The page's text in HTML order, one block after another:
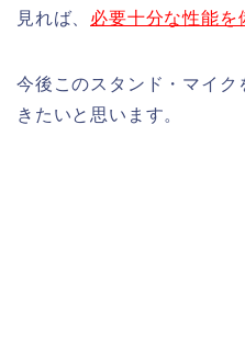
見れば、 必要十分な性能を
今後このスタンド・マイ
きたいと思います。